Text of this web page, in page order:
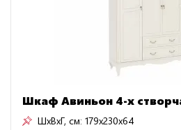
Шкаф Авиньон 4-х
ШxВxГ, см: 179x230x64